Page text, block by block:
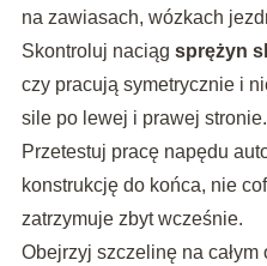
na zawiasach, wózkach
Skontroluj naciąg sprężyn
czy pracują symetrycznie i
sile po lewej i prawej stronie.
Przetestuj pracę napędu
konstrukcję do końca, nie
zatrzymuje zbyt wcześnie.
Obejrzyj szczelinę na